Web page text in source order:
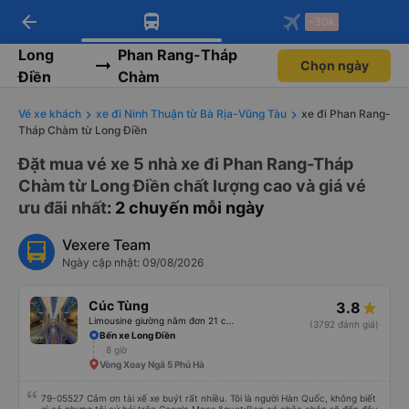
Tải app Vexere ngay!
Nhận ưu đãi thành viên độc
quyền
Mở app
Tải app Vexere
-30k/ghế khi đặt vé máy bay qua
app
Mở app
arrow_back -30k
Long
Điền
Phan Rang-Tháp
Chàm
Chọn ngày
Vé xe khách xe đi Ninh Thuận từ Bà Rịa-Vũng Tàu
xe đi Phan Rang-
Tháp Chàm từ Long Điền
Đặt mua vé xe 5 nhà xe đi Phan Rang-Tháp
Chàm từ Long Điền chất lượng cao và giá vé
ưu đãi nhất: 2 chuyến mỗi ngày
Vexere Team
Ngày cập nhật: 09/08/2026
Cúc Tùng 3.8
(3792 đánh giá)
Bến xe Long Điền
8 giờ
Vòng Xoay Ngã 5 Phủ Hà
79-05527 Cảm ơn tài xế xe buýt rất nhiều. Tôi là người Hàn Quốc, không biết